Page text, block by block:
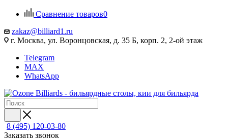
Сравнение товаров0
zakaz@billiard1.ru
г. Москва, ул. Воронцовская, д. 35 Б, корп. 2, 2-ой этаж
Telegram
MAX
WhatsApp
8 (495) 120-03-80
Заказать звонок